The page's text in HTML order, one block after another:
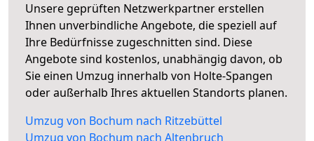
Unsere geprüften Netzwerkpartner erstellen
Ihnen unverbindliche Angebote, die speziell auf
Ihre Bedürfnisse zugeschnitten sind. Diese
Angebote sind kostenlos, unabhängig davon, ob
Sie einen Umzug innerhalb von Holte-Spangen
oder außerhalb Ihres aktuellen Standorts planen.
Umzug von Bochum nach Ritzebüttel
Umzug von Bochum nach Altenbruch